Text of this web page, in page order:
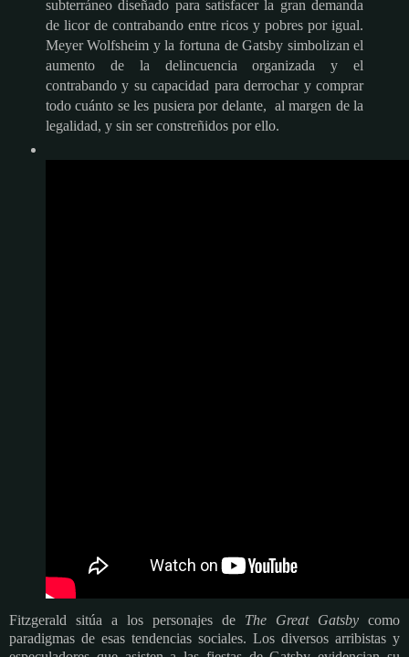
subterráneo diseñado para satisfacer la gran demanda
de licor de contrabando entre ricos y pobres por igual.
Meyer Wolfsheim y la fortuna de Gatsby simbolizan el
aumento de la delincuencia organizada y el
contrabando y su capacidad para derrochar y comprar
todo cuánto se les pusiera por delante, al margen de la
legalidad, y sin ser constreñidos por ello.
Fitzgerald sitúa a los personajes de The Great Gatsby como
paradigmas de esas tendencias sociales. Los diversos arribistas y